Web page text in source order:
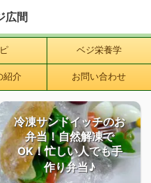
広間
ベジ栄養学
紹介 お問い合わせ
冷凍サンドイッチのお
弁当！自然解凍で
OK！忙しい人でも手
作り弁当♪